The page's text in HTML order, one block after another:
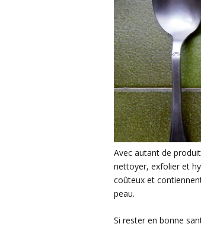
Avec autant de
nettoyer, exfolier et
coûteux et
peau.
Si rester en bonne